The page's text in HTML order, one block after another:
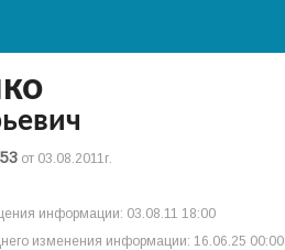
от 03.08.2011г.
информации: 03.08.11 18:00
изменения информации: 16.06.25 00:00